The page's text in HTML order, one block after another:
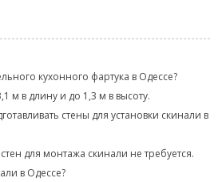
кухонного фартука в Одессе?
м в длину и до 1,3 м в высоту.
стены для установки скинали в
для монтажа скинали не требуется.
в Одессе?